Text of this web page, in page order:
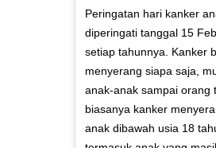
Peringatan hari kanker
diperingati tanggal 15
setiap tahunnya. Kanker
menyerang siapa saja,
anak-anak sampai orang
biasanya kanker
anak dibawah usia 18